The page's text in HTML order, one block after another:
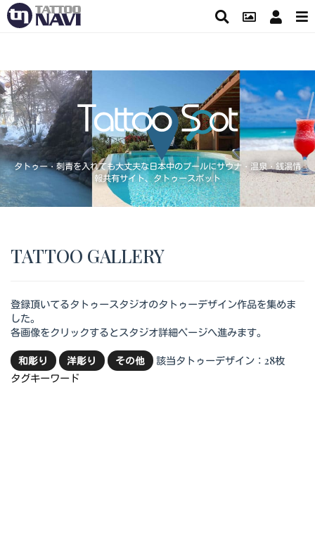
タトゥー・刺青を入れても大丈夫な日本中のプールにサウナ・温泉・銭湯情
報共有サイト、タトゥースポット
TATTOO GALLERY
登録頂いてるタトゥースタジオのタトゥーデザイン作品を集めま
した。
各画像をクリックするとスタジオ詳細ページへ進みます。
和彫り 洋彫り その他
該当タトゥーデザイン：28枚
タグキーワード